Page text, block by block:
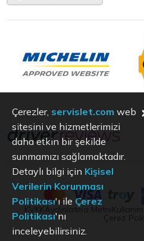
Aydınlatma Metni
Çerez
Çerezler, servislet.com web
sitesini ve hizmetlerimizi
daha etkin bir şekilde
sunmamızı sağlamaktadır.
Detaylı bilgi için Kişisel
Verilerin Korunması
Politikası'ı ile Çerez
Politikası'nı
inceleyebilirsiniz.